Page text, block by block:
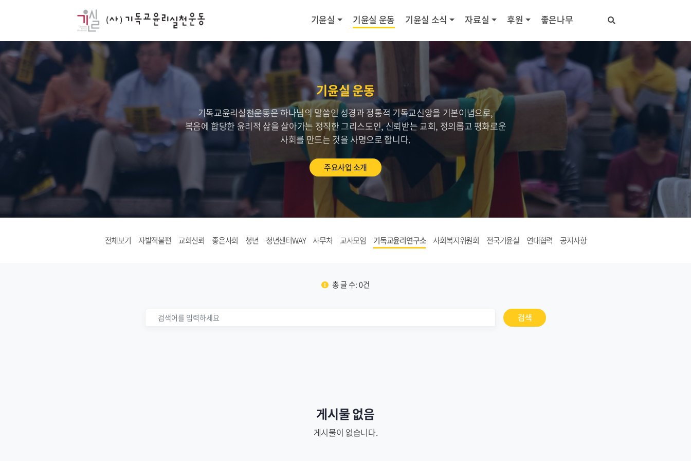
기윤실 기윤실 운동 기윤실 소식 자료실 후원 좋은나무
기윤실 운동
기독교윤리실천운동은 하나님의 말씀인 성경과 정통적 기독교신앙을 기본이념으로,
복음에 합당한 윤리적 삶을 살아가는 정직한 그리스도인, 신뢰받는 교회, 정의롭고 평화로운
사회를 만드는 것을 사명으로 합니다.
주요사업 소개
전체보기 자발적불편 교회신뢰 좋은사회 청년 청년센터WAY 사무처 교사모임 기독교윤리연구소 사회복지위원회 전국기윤실 연대협력 공지사항
총 글 수: 0건
검색
게시물 없음
게시물이 없습니다.